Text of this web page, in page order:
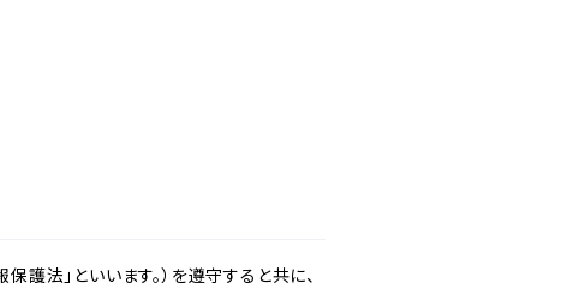
法」といいます。）を遵守すると共に、